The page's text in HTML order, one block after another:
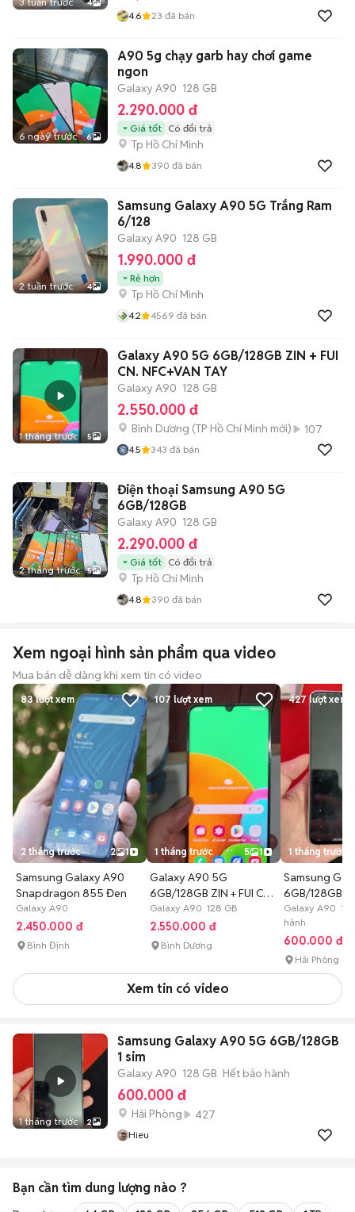
4
4.6 23 đã bán
6 ngày trước 6
A90 5g chạy garb hay chơi game
ngon
Galaxy A90 128 GB
2.290.000 đ
Giá tốt Có đổi trả
Tp Hồ Chí Minh
4.8 390 đã bán
2 tuần trước 4
Samsung Galaxy A90 5G Trắng Ram
6/128
Galaxy A90 128 GB
1.990.000 đ
Rẻ hơn
Tp Hồ Chí Minh
4.2 4569 đã bán
1 tháng trước 5
Galaxy A90 5G 6GB/128GB ZIN + FUI
CN. NFC+VAN TAY
Galaxy A90 128 GB
2.550.000 đ
Bình Dương (TP Hồ Chí Minh mới) 107
4.5 343 đã bán
2 tháng trước 5
Điện thoại Samsung A90 5G
6GB/128GB
Galaxy A90 128 GB
2.290.000 đ
Giá tốt Có đổi trả
Tp Hồ Chí Minh
4.8 390 đã bán
Xem ngoại hình sản phẩm qua video
Mua bán dễ dàng khi xem tin có video
83lượt xem
2 tháng trước 2 1
Samsung Galaxy A90
Snapdragon 855 Đen
Galaxy A90
2.450.000 đ
Bình Định
107 lượt xem
1 tháng trước 5 1
Galaxy A90 5G
6GB/128GB ZIN + FUI CN.
NFC+VAN TAY
Galaxy A90 128 GB
2.550.000 đ
Bình Dương
427 lượt xem
1 tháng trước
Samsung
6GB/128GB 1
Galaxy A90
hành
600.000 đ
Hải Phòng
Xem tin có video
1 tháng trước 2
Samsung Galaxy A90 5G 6GB/128GB
1 sim
Galaxy A90 128 GB Hết bảo hành
600.000 đ
Hải Phòng 427
Hieu
Bạn cần tìm dung lượng nào ?